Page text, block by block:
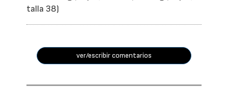
talla 38)
ver/escribir comentarios